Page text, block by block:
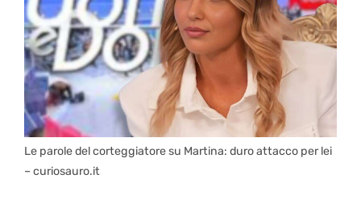
Le parole del corteggiatore su Martina: duro attacco per lei
– curiosauro.it